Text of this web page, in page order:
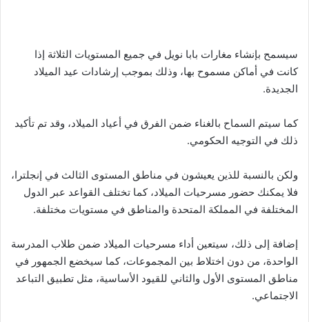
سيسمح بإنشاء مغارات بابا نويل في جميع المستويات الثلاثة إذا
كانت في أماكن مسموح بها، وذلك بموجب إرشادات عيد الميلاد
الجديدة.
كما سيتم السماح بالغناء ضمن الفرق في أعياد الميلاد، وقد تم تأكيد
ذلك في التوجيه الحكومي.
ولكن بالنسبة للذين يعيشون في مناطق المستوى الثالث في إنجلترا،
فلا يمكنك حضور مسرحيات الميلاد، كما تختلف القواعد عبر الدول
المختلفة في المملكة المتحدة والمناطق في مستويات مختلفة.
إضافة إلى ذلك، سيتعين أداء مسرحيات الميلاد ضمن طلاب المدرسة
الواحدة، من دون اختلاط بين المجموعات، كما سيخضع الجمهور في
مناطق المستوى الأول والثاني للقيود الأساسية، مثل تطبيق التباعد
الاجتماعي.